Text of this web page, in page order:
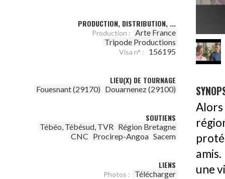
PRODUCTION, DISTRIBUTION, ...
Production : Arte France
Tripode Productions
Visa n° : 156195
LIEU(X) DE TOURNAGE
Fouesnant (29170) Douarnenez (29100)
SOUTIENS
Tébéo, Tébésud, TVR Région Bretagne
CNC Procirep-Angoa Sacem
LIENS
Photos : Télécharger
une